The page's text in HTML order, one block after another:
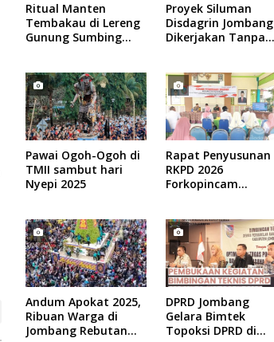
Ritual Manten
Tembakau di Lereng
Gunung Sumbing
Proyek Siluman
Disdagrin Jombang
Dikerjakan Tanpa
Pawai Ogoh-Ogoh di
TMII sambut hari
Nyepi 2025
Rapat Penyusunan
RKPD 2026
Forkopincam
Andum Apokat 2025,
Ribuan Warga di
Jombang Rebutan
DPRD Jombang
Gelara Bimtek
Topoksi DPRD di